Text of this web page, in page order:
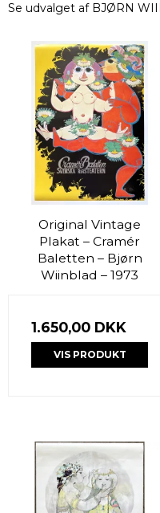
Se udvalget af BJØRN
Original Vintage
Plakat – Cramér
Baletten – Bjørn
Wiinblad – 1973
1.650,00 DKK
VIS PRODUKT